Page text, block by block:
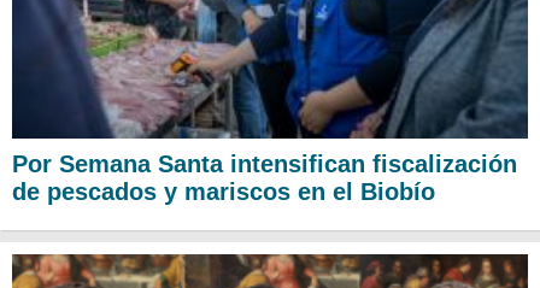
Por Semana Santa intensifican fiscalización
de pescados y mariscos en el Biobío